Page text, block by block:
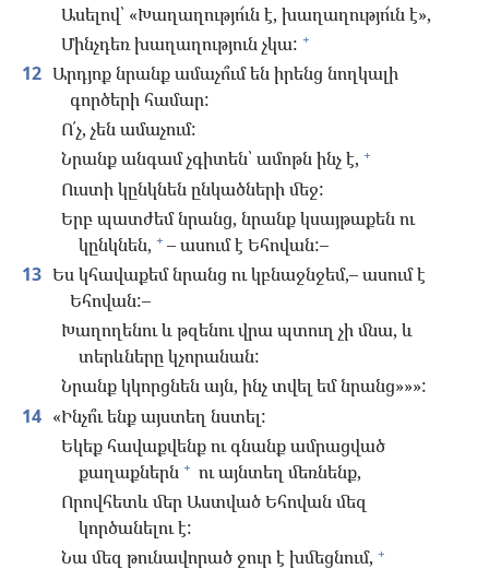
Ասելով՝ «Խաղաղությո՜ւն է, խաղաղությո՜ւն է»,
Մինչդեռ խաղաղություն չկա: +
12 Արդյոք նրանք ամաչո՞ւմ են իրենց նողկալի
գործերի համար:
Ո՛չ, չեն ամաչում:
Նրանք անգամ չգիտեն՝ ամոթն ինչ է, +
Ուստի կընկնեն ընկածների մեջ:
Երբ պատժեմ նրանց, նրանք կսայթաքեն ու
կընկնեն, + – ասում է Եհովան:–
13 Ես կհավաքեմ նրանց ու կբնաջնջեմ,– ասում է
Եհովան:–
Խաղողենու և թզենու վրա պտուղ չի մնա, և
տերևները կչորանան:
Նրանք կկորցնեն այն, ինչ տվել եմ նրանց»»»:
14 «Ինչո՞ւ ենք այստեղ նստել:
Եկեք հավաքվենք ու գնանք ամրացված
քաղաքներն + ու այնտեղ մեռնենք,
Որովհետև մեր Աստված Եհովան մեզ
կործանելու է:
Նա մեզ թունավորած ջուր է խմեցնում, +